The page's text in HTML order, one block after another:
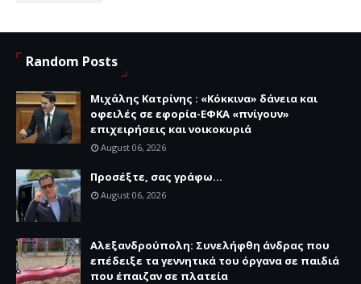
Random Posts
Μιχάλης Κατρίνης : «Κόκκινα» δάνεια και
οφειλές σε εφορία-ΕΦΚΑ «πνίγουν»
επιχειρήσεις και νοικοκυριά
August 06, 2026
Προσέξτε, σας γράφω...
August 06, 2026
Αλεξανδρούπολη: Συνελήφθη άνδρας που
επέδειξε τα γεννητικά του όργανα σε παιδιά
που έπαιζαν σε πλατεία